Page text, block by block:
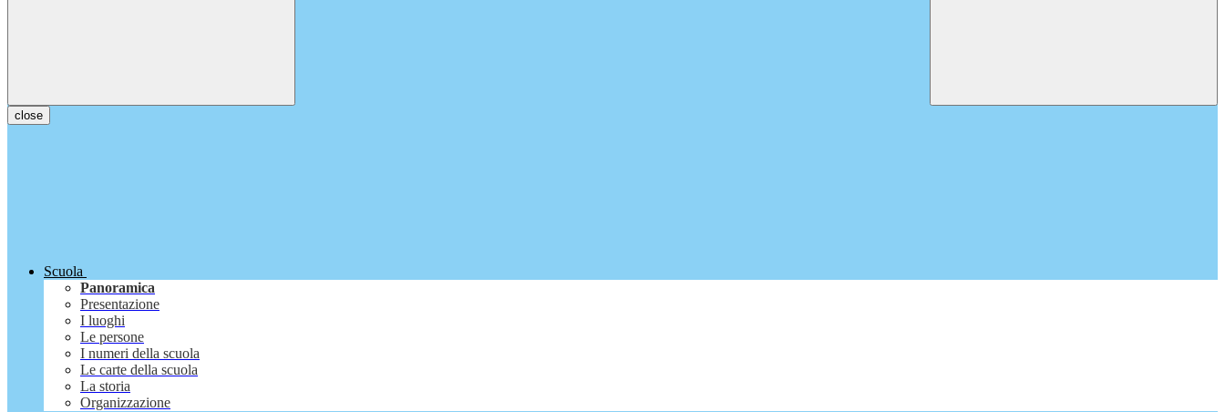
close
Scuola
Panoramica
Presentazione
I luoghi
Le persone
I numeri della scuola
Le carte della scuola
La storia
Organizzazione